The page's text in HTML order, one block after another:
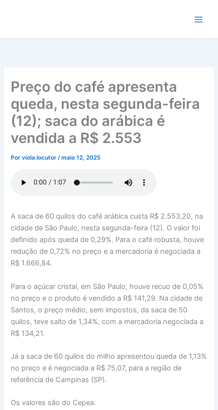
conteúdo
Preço do café apresenta
queda, nesta segunda-feira
(12); saca do arábica é
vendida a R$ 2.553
Porviola.locutor/maio 12, 2025
A saca de 60 quilos do café arábica custa R$ 2.553,20, na
cidade de São Paulo, nesta segunda-feira (12). O valor foi
definido após queda de 0,29%. Para o café robusta, houve
redução de 0,72% no preço e a mercadoria é negociada a
R$ 1.666,84.
Para o açúcar cristal, em São Paulo, houve recuo de 0,05%
no preço e o produto é vendido a R$ 141,29. Na cidade de
Santos, o preço médio, sem impostos, da saca de 50
quilos, teve salto de 1,34%, com a mercadoria negociada a
R$ 134,21.
Já a saca de 60 quilos do milho apresentou queda de 1,13%
no preço e é negociada a R$ 75,07, para a região de
referência de Campinas (SP).
Os valores são do Cepea.